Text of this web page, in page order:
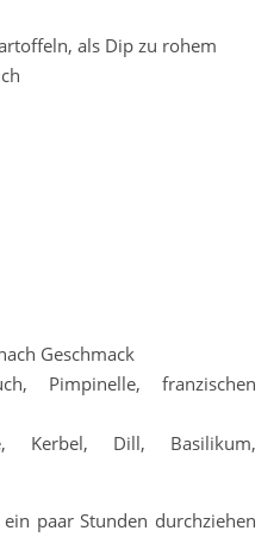
als Dip zu rohem
Geschmack
Pimpinelle, franzischen
Kerbel, Dill, Basilikum,
paar Stunden durchziehen